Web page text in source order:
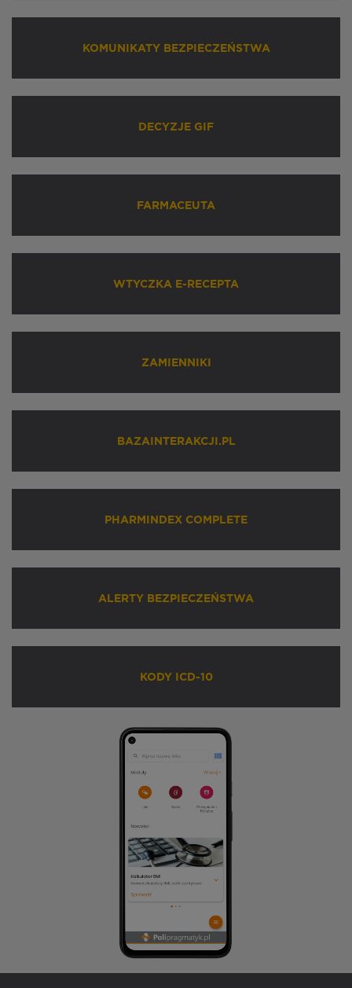
KOMUNIKATY BEZPIECZEŃSTWA
DECYZJE GIF
FARMACEUTA
WTYCZKA E-RECEPTA
ZAMIENNIKI
BAZAINTERAKCJI.PL
PHARMINDEX COMPLETE
ALERTY BEZPIECZEŃSTWA
KODY ICD-10